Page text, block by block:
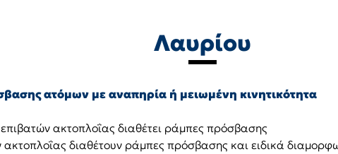
Λαυρίου
ατόμων με αναπηρία ή μειωμένη κινητικότητα
ακτοπλοΐας διαθέτει ράμπες πρόσβασης
ακτοπλοΐας διαθέτουν ράμπες πρόσβασης και ειδικά